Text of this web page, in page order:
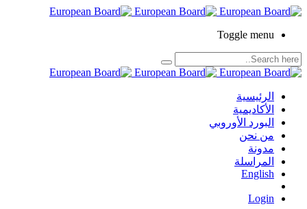
Toggle menu
الرئيسية
الأكاديمية
البورد الأوروبي
من نحن
مدونة
المراسلة
English
Login